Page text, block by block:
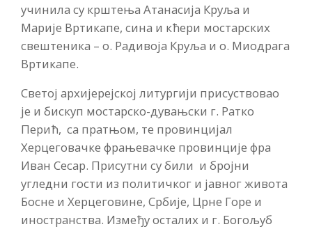
учинила су крштења Атанасија Круља и
Марије Вртикапе, сина и кћери мостарских
свештеника – о. Радивоја Круља и о. Миодрага
Вртикапе.
Светој архијерејској литургији присуствовао
је и бискуп мостарско-дувањски г. Ратко
Перић, са пратњом, те провинцијал
Херцеговачке фрањевачке провинције фра
Иван Сесар. Присутни су били и бројни
угледни гости из политичког и јавног живота
Босне и Херцеговине, Србије, Црне Горе и
иностранства. Између осталих и г. Богољуб